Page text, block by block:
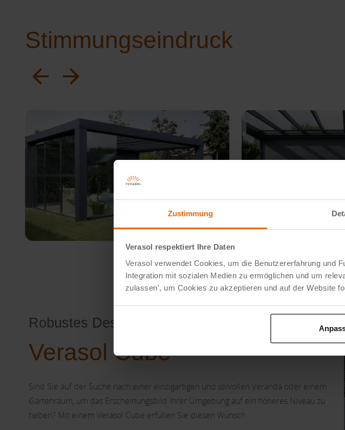
Zustimmung
Verasol respektiert Ihre Daten
Verasol verwendet Cookies, um die Benutzererfahrung und
Integration mit sozialen Medien zu ermöglichen und um
zulassen', um Cookies zu akzeptieren und auf der Website
Stimmungseindruck
Robustes Design
Verasol Cube
Sind Sie auf der Suche nach einer einzigartigen und stilvollen Veranda oder einem
Gartenraum, um das Erscheinungsbild Ihrer Umgebung auf ein höheres Niveau zu
heben? Mit einem Verasol Cube erfüllen Sie diesen Wunsch.